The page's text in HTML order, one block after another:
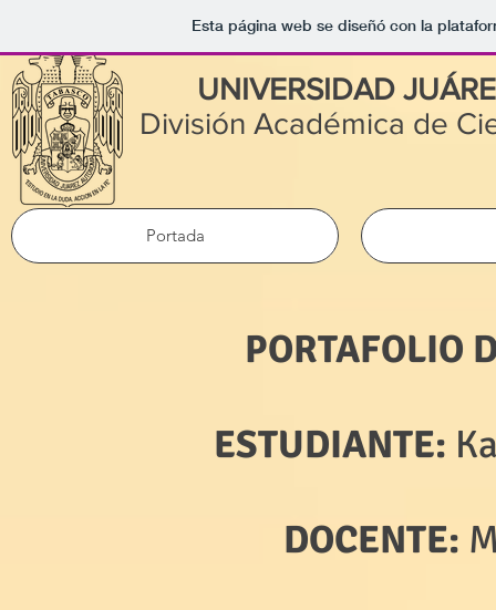
Esta página web se diseñó con la
UNIVERSIDAD
División Académica de
PORTAFOLIO
ESTUDIANTE:
DOCENTE:
Portada